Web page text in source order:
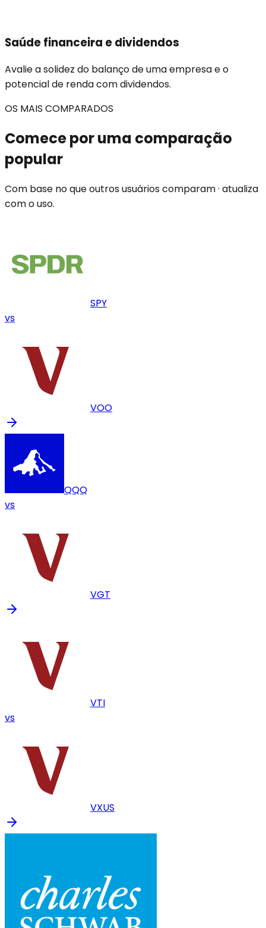
Saúde financeira e dividendos
Avalie a solidez do balanço de uma empresa e o
potencial de renda com dividendos.
OS MAIS COMPARADOS
Comece por uma comparação
popular
Com base no que outros usuários comparam · atualiza
com o uso.
SPY
vs
VOO
QQQ
vs
VGT
VTI
vs
VXUS